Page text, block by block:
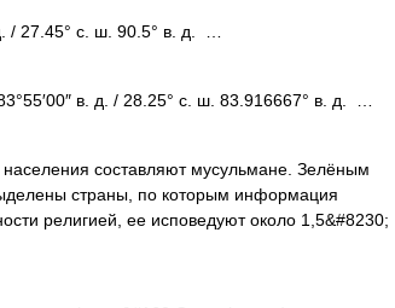
/ 27.45° с. ш. 90.5° в. д. …
в. д. / 28.25° с. ш. 83.916667° в. д. …
составляют мусульмане. Зелёным
страны, по которым информация
религией, ее исповедуют около 1,5&#8230;